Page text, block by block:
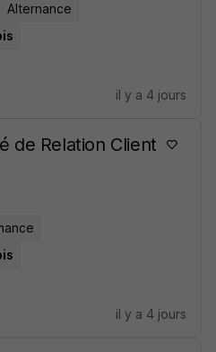
Alternance
il y a 4 jours
de Relation Client
il y a 4 jours